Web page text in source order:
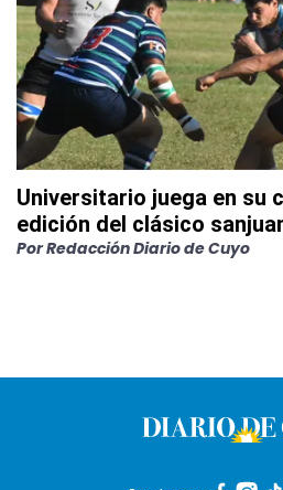
Universitario juega en su
edición del clásico
PorRedacción Diario de Cuyo